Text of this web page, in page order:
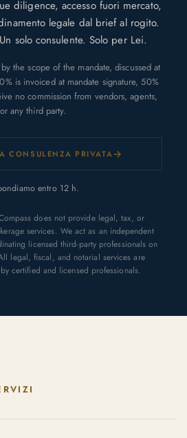
diligence, accesso fuori mercato,
legale dal brief al rogito.
solo consulente. Solo per Lei.
the scope of the mandate, discussed at
is invoiced at mandate signature, 50%
no commission from vendors, agents,
or any third party.
CONSULENZA PRIVATA→
entro 12 h.
does not provide legal, tax, or
services. We act as an independent
licensed third-party professionals on
legal, fiscal, and notarial services are
certified and licensed professionals.